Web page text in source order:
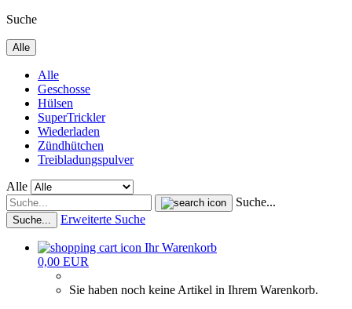
Suche
Alle
Alle
Geschosse
Hülsen
SuperTrickler
Wiederladen
Zündhütchen
Treibladungspulver
Alle
Suche...
Suche... Erweiterte Suche
Ihr Warenkorb
0,00 EUR
Sie haben noch keine Artikel in Ihrem Warenkorb.